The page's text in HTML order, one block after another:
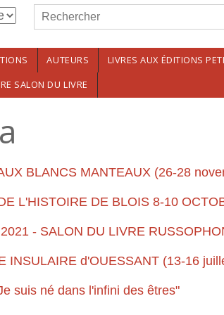
de recherche
Rechercher
AUTEURS LIVRES AUX ÉDITIONS
SALON DU LIVRE
BLANCS MANTEAUX (26-28
L'HISTOIRE DE BLOIS 8-10
- SALON DU LIVRE
INSULAIRE d'OUESSANT (13-16
suis né dans l'infini des êtres"